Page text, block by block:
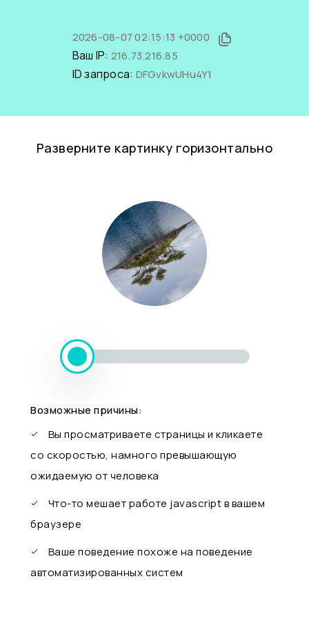
2026-08-07 02:15:13 +0000
Ваш IP: 216.73.216.85
ID запроса: DFGvkwUHu4Y1
Разверните картинку горизонтально
Возможные причины:
Вы просматриваете страницы и кликаете
со скоростью, намного превышающую
ожидаемую от человека
Что-то мешает работе javascript в вашем
браузере
Ваше поведение похоже на поведение
автоматизированных систем